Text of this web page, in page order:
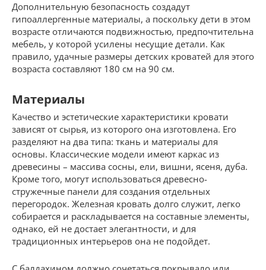
Дополнительную безопасность создадут
гипоаллергенные материалы, а поскольку дети в этом
возрасте отличаются подвижностью, предпочтительна
мебель, у которой усилены несущие детали. Как
правило, удачные размеры детских кроватей для этого
возраста составляют 180 см на 90 см.
Материалы
Качество и эстетические характеристики кровати
зависят от сырья, из которого она изготовлена. Его
разделяют на два типа: ткань и материалы для
основы. Классические модели имеют каркас из
древесины – массива сосны, ели, вишни, ясеня, дуба.
Кроме того, могут использоваться древесно-
стружечные панели для создания отдельных
перегородок. Железная кровать долго служит, легко
собирается и раскладывается на составные элементы,
однако, ей не достает элегантности, и для
традиционных интерьеров она не подойдет.